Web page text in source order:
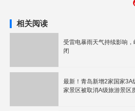
相关阅读
受雷电暴雨天气持续影响
闭
最新！青岛新增2家国家3A
家景区被取消A级旅游景区